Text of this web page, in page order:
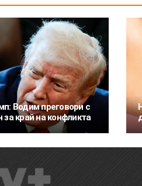
Водим преговори с
за край на конфликта